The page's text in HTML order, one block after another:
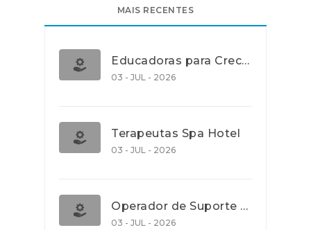
MAIS RECENTES
Educadoras para Creche e J.I., Lisboa
03 - JUL - 2026
Terapeutas Spa Hotel
03 - JUL - 2026
Operador de Suporte Operacional
03 - JUL - 2026